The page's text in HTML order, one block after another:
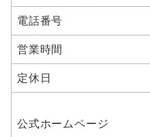
電話番号
営業時間
定休日
公式ホームページ